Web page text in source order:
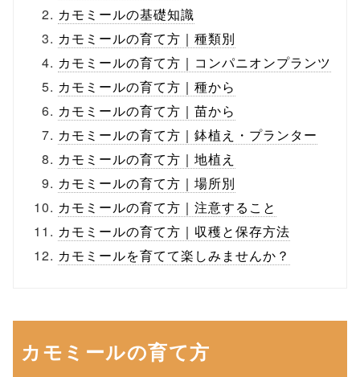
カモミールの基礎知識
カモミールの育て方｜種類別
カモミールの育て方｜コンパニオンプランツ
カモミールの育て方｜種から
カモミールの育て方｜苗から
カモミールの育て方｜鉢植え・プランター
カモミールの育て方｜地植え
カモミールの育て方｜場所別
カモミールの育て方｜注意すること
カモミールの育て方｜収穫と保存方法
カモミールを育てて楽しみませんか？
カモミールの育て方